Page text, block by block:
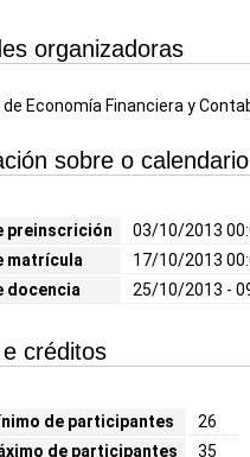
organizadoras
Economía Financiera y
sobre o
preinscrición
03/10/2013
matrícula
17/10/2013
docencia
25/10/2013 -
créditos
de participantes
26
de participantes
35